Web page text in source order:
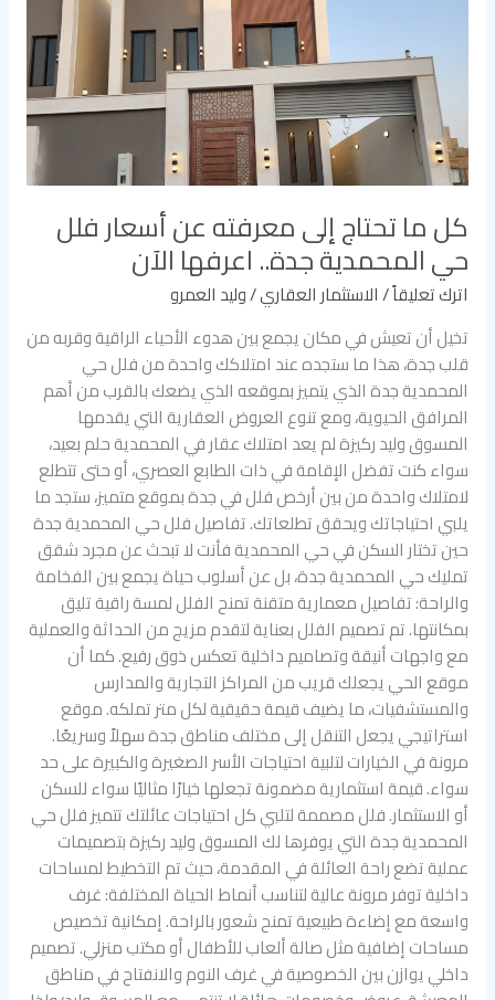
كل ما تحتاج إلى معرفته عن أسعار فلل
حي المحمدية جدة.. اعرفها الآن
اترك تعليقاً/الاستثمار العقاري/وليد العمرو
تخيل أن تعيش في مكان يجمع بين هدوء الأحياء الراقية وقربه من
قلب جدة، هذا ما ستجده عند امتلاكك واحدة من فلل حي
المحمدية جدة الذي يتميز بموقعه الذي يضعك بالقرب من أهم
المرافق الحيوية، ومع تنوع العروض العقارية التي يقدمها
المسوق وليد ركيزة لم يعد امتلاك عقار في المحمدية حلم بعيد،
سواء كنت تفضل الإقامة في ذات الطابع العصري، أو حتى تتطلع
لامتلاك واحدة من بين أرخص فلل في جدة بموقع متميز، ستجد ما
يلبي احتياجاتك ويحقق تطلعاتك. تفاصيل فلل حي المحمدية جدة
حين تختار السكن في حي المحمدية فأنت لا تبحث عن مجرد شقق
تمليك حي المحمدية جدة، بل عن أسلوب حياة يجمع بين الفخامة
والراحة: تفاصيل معمارية متقنة تمنح الفلل لمسة راقية تليق
بمكانتها. تم تصميم الفلل بعناية لتقدم مزيج من الحداثة والعملية
مع واجهات أنيقة وتصاميم داخلية تعكس ذوق رفيع. كما أن
موقع الحي يجعلك قريب من المراكز التجارية والمدارس
والمستشفيات، ما يضيف قيمة حقيقية لكل متر تملكه. موقع
استراتيجي يجعل التنقل إلى مختلف مناطق جدة سهلاً وسريعًا.
مرونة في الخيارات لتلبية احتياجات الأسر الصغيرة والكبيرة على حد
سواء. قيمة استثمارية مضمونة تجعلها خيارًا مثاليًا سواء للسكن
أو الاستثمار. فلل مصممة لتلبي كل احتياجات عائلتك تتميز فلل حي
المحمدية جدة التي يوفرها لك المسوق وليد ركيزة بتصميمات
عملية تضع راحة العائلة في المقدمة، حيث تم التخطيط لمساحات
داخلية توفر مرونة عالية لتناسب أنماط الحياة المختلفة: غرف
واسعة مع إضاءة طبيعية تمنح شعور بالراحة. إمكانية تخصيص
مساحات إضافية مثل صالة ألعاب للأطفال أو مكتب منزلي. تصميم
داخلي يوازن بين الخصوصية في غرف النوم والانفتاح في مناطق
معرفته
أسعار
فلل
حي
المحمدية
جدة..
اعرفها
الآن